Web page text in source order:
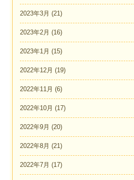
2023年3月 (21)
2023年2月 (16)
2023年1月 (15)
2022年12月 (19)
2022年11月 (6)
2022年10月 (17)
2022年9月 (20)
2022年8月 (21)
2022年7月 (17)